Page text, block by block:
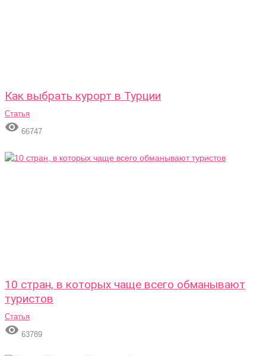
Как выбрать курорт в Турции
Статья
 66747
10 стран, в которых чаще всего обманывают
туристов
Статья
 63789